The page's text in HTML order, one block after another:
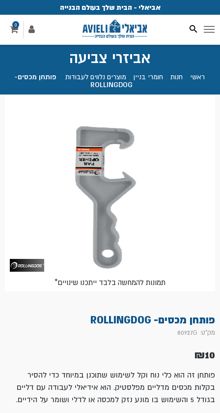
אביאלי - הבית שלך בעולם הבנייה
0
אביזרי צביעה
ראשי חנות חומרי בניין מוצרים נלווים לעבודות
פותחן מכסים-
ROLLINGDOG
פותחן מכסים- ROLLINGDOG
מק"ט: 80927G
₪10
פותחן זה הוא כלי נוח וקל לשימוש שתוכנן במיוחד כדי להסיר
בקלות מכסים מדליים מפלסטיק. הוא אידיאלי לעבודה עם דליים
בגודל 5 והשימוש בו מונע נזק למכסה או לדלי ושומר על הידיים.
*תמונות להמחשה בלבד ייתכנו שינויים